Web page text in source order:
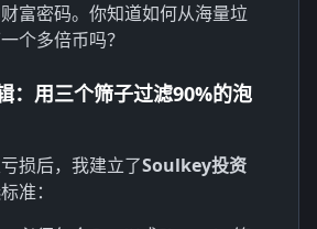
富密码。你知道如何从海量垃
个多倍币吗？
：用三个筛子过滤90%的泡
损后，我建立了Soulkey投资
准：